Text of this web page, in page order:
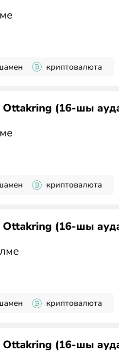
криптовалюта
Ottakring (16-шы
криптовалюта
Ottakring (16-шы
криптовалюта
Ottakring (16-шы